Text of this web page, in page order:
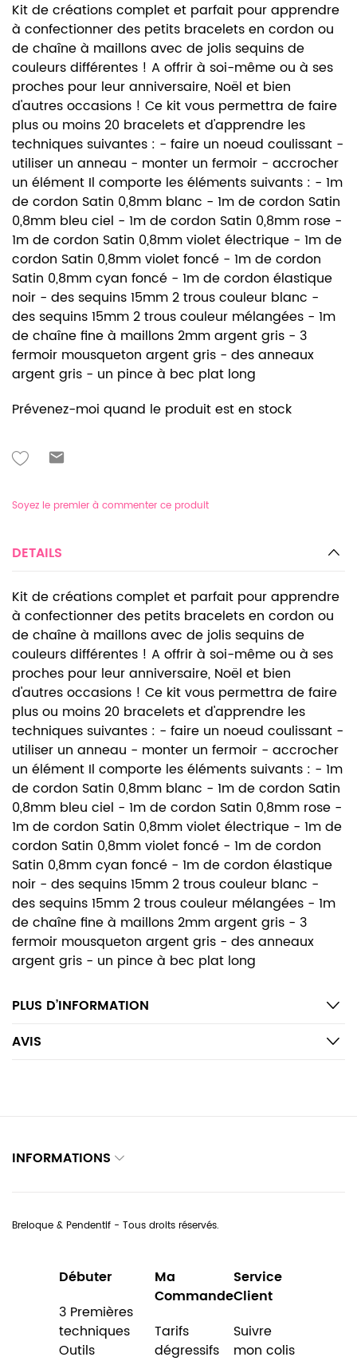
Kit de créations complet et parfait pour apprendre
à confectionner des petits bracelets en cordon ou
de chaîne à maillons avec de jolis sequins de
couleurs différentes ! A offrir à soi-même ou à ses
proches pour leur anniversaire, Noël et bien
d'autres occasions ! Ce kit vous permettra de faire
plus ou moins 20 bracelets et d'apprendre les
techniques suivantes : - faire un noeud coulissant -
utiliser un anneau - monter un fermoir - accrocher
un élément Il comporte les éléments suivants : - 1m
de cordon Satin 0,8mm blanc - 1m de cordon Satin
0,8mm bleu ciel - 1m de cordon Satin 0,8mm rose -
1m de cordon Satin 0,8mm violet électrique - 1m de
cordon Satin 0,8mm violet foncé - 1m de cordon
Satin 0,8mm cyan foncé - 1m de cordon élastique
noir - des sequins 15mm 2 trous couleur blanc -
des sequins 15mm 2 trous couleur mélangées - 1m
de chaîne fine à maillons 2mm argent gris - 3
fermoir mousqueton argent gris - des anneaux
argent gris - un pince à bec plat long
Prévenez-moi quand le produit est en stock
Soyez le premier à commenter ce produit
DETAILS
Kit de créations complet et parfait pour apprendre
à confectionner des petits bracelets en cordon ou
de chaîne à maillons avec de jolis sequins de
couleurs différentes ! A offrir à soi-même ou à ses
proches pour leur anniversaire, Noël et bien
d'autres occasions ! Ce kit vous permettra de faire
plus ou moins 20 bracelets et d'apprendre les
techniques suivantes : - faire un noeud coulissant -
utiliser un anneau - monter un fermoir - accrocher
un élément Il comporte les éléments suivants : - 1m
de cordon Satin 0,8mm blanc - 1m de cordon Satin
0,8mm bleu ciel - 1m de cordon Satin 0,8mm rose -
1m de cordon Satin 0,8mm violet électrique - 1m de
cordon Satin 0,8mm violet foncé - 1m de cordon
Satin 0,8mm cyan foncé - 1m de cordon élastique
noir - des sequins 15mm 2 trous couleur blanc -
des sequins 15mm 2 trous couleur mélangées - 1m
de chaîne fine à maillons 2mm argent gris - 3
fermoir mousqueton argent gris - des anneaux
argent gris - un pince à bec plat long
PLUS D’INFORMATION
AVIS
INFORMATIONS
Breloque & Pendentif - Tous droits réservés.
Débuter
3 Premières
techniques
Outils
Ma
Commande
Tarifs
dégressifs
Service
Client
Suivre
mon colis